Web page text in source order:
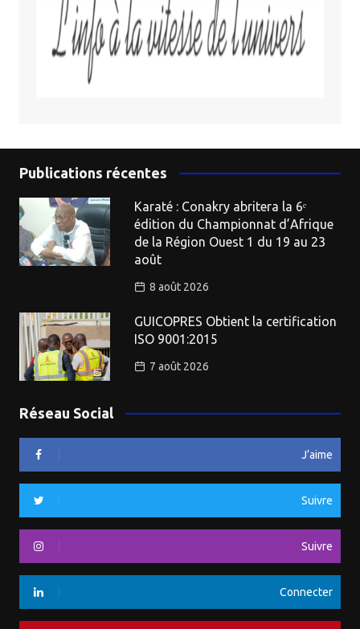
Publications récentes
Karaté : Conakry abritera la 6ᵉ
édition du Championnat d’Afrique
de la Région Ouest 1 du 19 au 23
août
8 août 2026
GUICOPRES Obtient la certification
ISO 9001:2015
7 août 2026
Réseau Social
J’aime
Suivre
Suivre
Connecter